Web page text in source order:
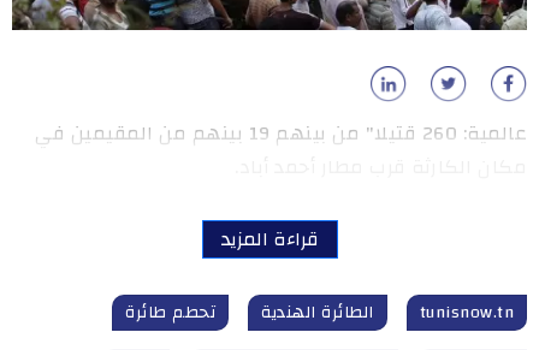
عالمية: 260 قتيلا" من بينهم 19 بينهم من المقيمين في
قراءة المزيد
tunisnow.tn الطائرة الهندية
تحطم طائرة